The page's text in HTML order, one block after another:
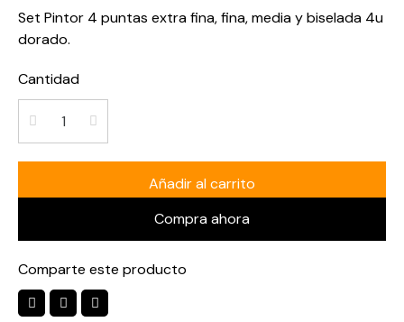
Set Pintor 4 puntas extra fina, fina, media y biselada 4u
dorado.
Cantidad
Añadir al carrito
Compra ahora
Comparte este producto